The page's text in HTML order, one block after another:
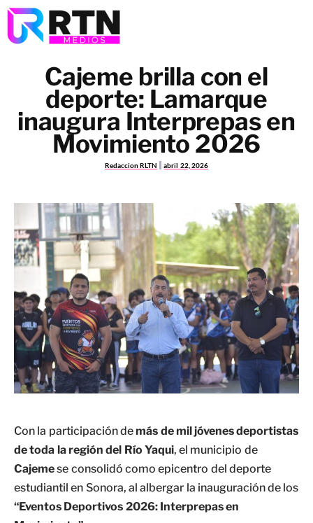
Cajeme brilla con el
deporte: Lamarque
inaugura Interprepas en
Movimiento 2026
Redaccion RLTN abril 22, 2026
Con la participación demás de mil jóvenes deportistas
de toda la región del Río Yaqui, el municipio de
Cajemese consolidó como epicentro del deporte
estudiantil en Sonora, al albergar la inauguración de los
“Eventos Deportivos 2026: Interprepas en